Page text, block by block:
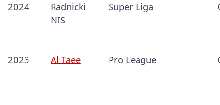
2024
Radnicki
NIS
Super Liga
2023 Al Taee Pro League